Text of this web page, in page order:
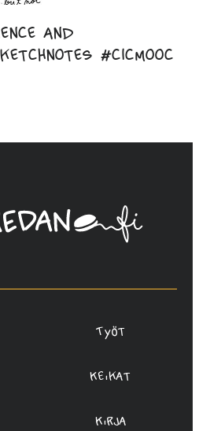
and
#cicmooc
Työt
Keikat
Kirja